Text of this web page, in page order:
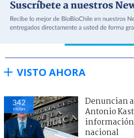
VISTO AHORA
342
visitas
Denuncian
Antonio
información
nacional